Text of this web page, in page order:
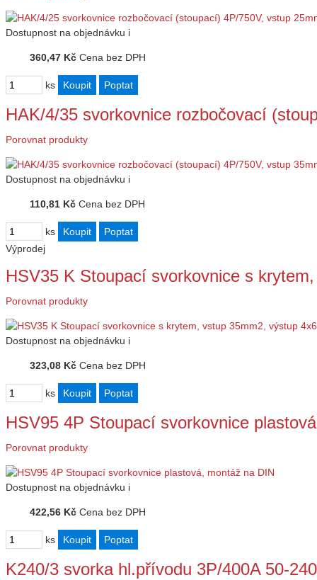
Dostupnost na objednávku i
360,47 Kč Cena bez DPH
ks
HAK/4/35 svorkovnice rozbočovací
Porovnat produkty
Dostupnost na objednávku i
110,81 Kč Cena bez DPH
ks
Výprodej
HSV35 K Stoupací svorkovnice s
Porovnat produkty
Dostupnost na objednávku i
323,08 Kč Cena bez DPH
ks
HSV95 4P Stoupací svorkovnice
Porovnat produkty
Dostupnost na objednávku i
422,56 Kč Cena bez DPH
ks
K240/3 svorka hl.přívodu 3P/400A 50-